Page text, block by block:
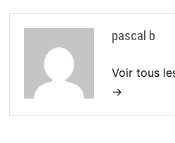
pascal b
Voir tous
→